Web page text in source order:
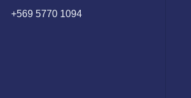
+569 5770 1094​